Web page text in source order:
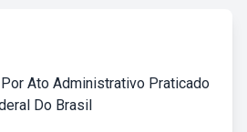
Ato Administrativo Praticado
Do Brasil